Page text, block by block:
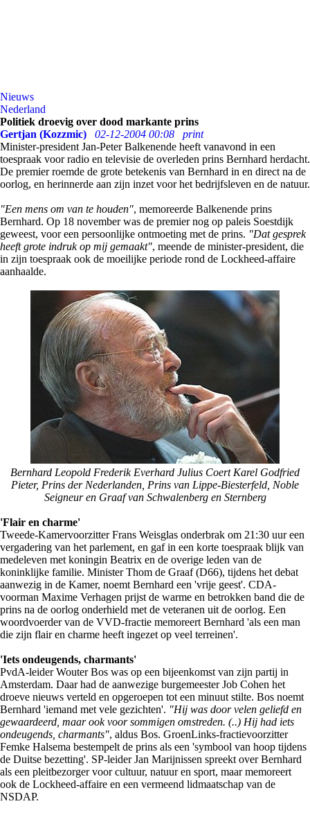
Nieuws
Nederland
Politiek droevig over dood markante prins
Gertjan (Kozzmic)
02-12-2004 00:08
print
Minister-president Jan-Peter Balkenende heeft vanavond in een
toespraak voor radio en televisie de overleden prins Bernhard herdacht.
De premier roemde de grote betekenis van Bernhard in en direct na de
oorlog, en herinnerde aan zijn inzet voor het bedrijfsleven en de natuur.
"Een mens om van te houden", memoreerde Balkenende prins
Bernhard. Op 18 november was de premier nog op paleis Soestdijk
geweest, voor een persoonlijke ontmoeting met de prins. "Dat gesprek
heeft grote indruk op mij gemaakt", meende de minister-president, die
in zijn toespraak ook de moeilijke periode rond de Lockheed-affaire
aanhaalde.
Bernhard Leopold Frederik Everhard Julius Coert Karel Godfried
Pieter, Prins der Nederlanden, Prins van Lippe-Biesterfeld, Noble
Seigneur en Graaf van Schwalenberg en Sternberg
'Flair en charme'
Tweede-Kamervoorzitter Frans Weisglas onderbrak om 21:30 uur een
vergadering van het parlement, en gaf in een korte toespraak blijk van
medeleven met koningin Beatrix en de overige leden van de
koninklijke familie. Minister Thom de Graaf (D66), tijdens het debat
aanwezig in de Kamer, noemt Bernhard een 'vrije geest'. CDA-
voorman Maxime Verhagen prijst de warme en betrokken band die de
prins na de oorlog onderhield met de veteranen uit de oorlog. Een
woordvoerder van de VVD-fractie memoreert Bernhard 'als een man
die zijn flair en charme heeft ingezet op veel terreinen'.
'Iets ondeugends, charmants'
PvdA-leider Wouter Bos was op een bijeenkomst van zijn partij in
Amsterdam. Daar had de aanwezige burgemeester Job Cohen het
droeve nieuws verteld en opgeroepen tot een minuut stilte. Bos noemt
Bernhard 'iemand met vele gezichten'. "Hij was door velen geliefd en
gewaardeerd, maar ook voor sommigen omstreden. (..) Hij had iets
ondeugends, charmants", aldus Bos. GroenLinks-fractievoorzitter
Femke Halsema bestempelt de prins als een 'symbool van hoop tijdens
de Duitse bezetting'. SP-leider Jan Marijnissen spreekt over Bernhard
als een pleitbezorger voor cultuur, natuur en sport, maar memoreert
ook de Lockheed-affaire en een vermeend lidmaatschap van de
NSDAP.